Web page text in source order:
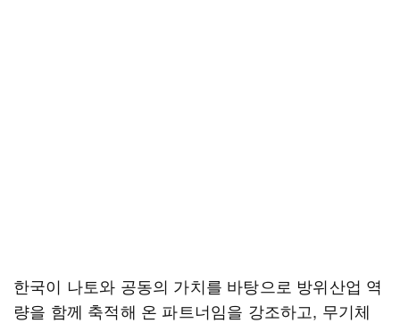
한국이 나토와 공동의 가치를 바탕으로 방위산업 역
량을 함께 축적해 온 파트너임을 강조하고, 무기체